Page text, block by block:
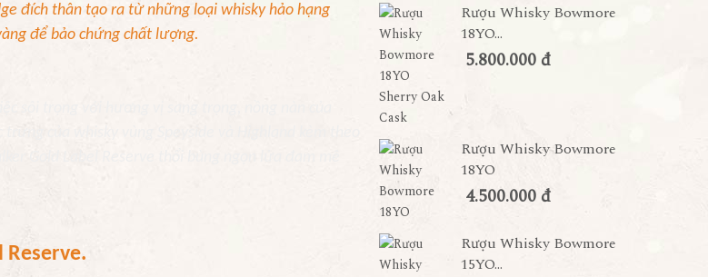
đích thân tạo ra từ những loại whisky hảo hạng
để bảo chứng chất lượng.
sôi trọng với hương vị sang trọng, nồng nàn của
của whisky vùng Speyside và Highland kèm theo
Gold Label Reserve thổi bùng ngọn lửa đam mê
Reserve.
Rượu Whisky Bowmore
18YO...
5.800.000 đ
Rượu Whisky Bowmore
18YO
4.500.000 đ
Rượu Whisky Bowmore
15YO...